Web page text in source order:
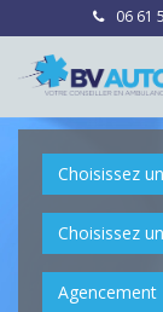
06 61
Choisissez
Choisissez
Agencement